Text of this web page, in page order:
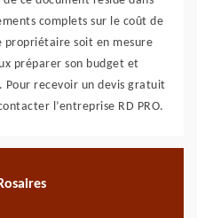
complets sur le coût de
propriétaire soit en mesure
préparer son budget et
recevoir un devis gratuit
l’entreprise RD PRO.